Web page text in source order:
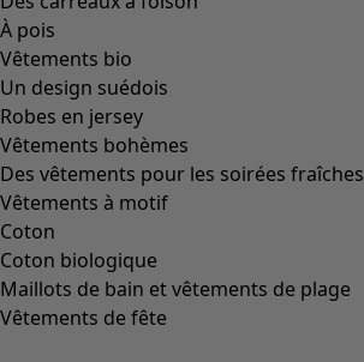
À pois
Vêtements bio
Un design suédois
Robes en jersey
Vêtements bohèmes
Des vêtements pour les soirées fraîches
Vêtements à motif
Coton
Coton biologique
Maillots de bain et vêtements de plage
Vêtements de fête